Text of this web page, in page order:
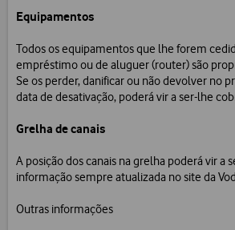
Equipamentos
Todos os equipamentos que lhe forem
empréstimo ou de aluguer (router) são
Se os perder, danificar ou não devolver no
data de desativação, poderá vir a ser-lhe
Grelha de canais
A posição dos canais na grelha poderá vir a
informação sempre atualizada no site da
Outras informações